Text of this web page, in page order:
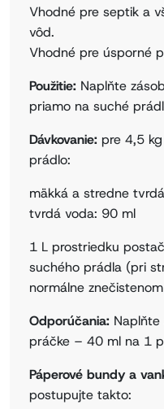
Vhodné pre septik a
vôd.
Vhodné pre úsporné
Použitie: Naplňte
priamo na suché
Dávkovanie: pre 4,5
prádlo:
mäkká a stredne
tvrdá voda: 90 ml
1 L prostriedku
suchého prádla (pri
normálne
Odporúčania: Naplňte
práčke – 40 ml na 1
Páperové bundy a
postupujte takto: